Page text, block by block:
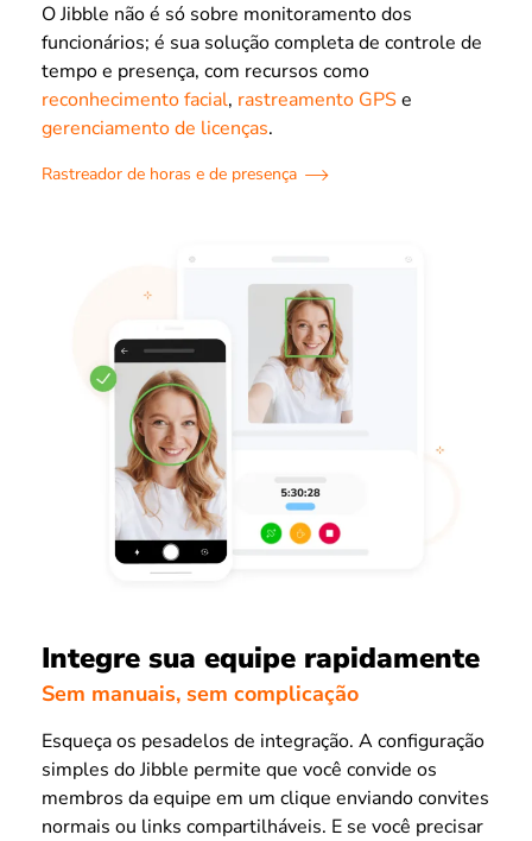
O Jibble não é só sobre monitoramento dos
funcionários; é sua solução completa de controle de
tempo e presença, com recursos como
reconhecimento facial, rastreamento GPSe
gerenciamento de licenças.
Rastreador de horas e de presença
Integre sua equipe rapidamente
Sem manuais, sem complicação
Esqueça os pesadelos de integração. A configuração
simples do Jibble permite que você convide os
membros da equipe em um clique enviando convites
normais ou links compartilháveis. E se você precisar